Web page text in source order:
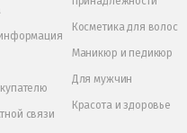
связи
Косметика для волос
Маникюр и педикюр
Для мужчин
Красота и здоровье